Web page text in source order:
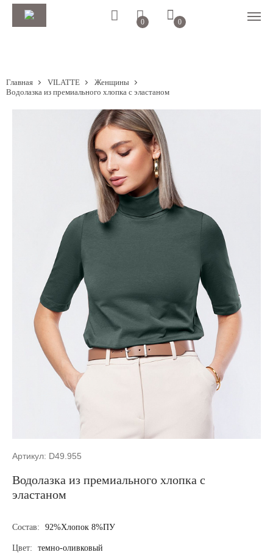
0 0
Главная VILATTE
Женщины
Водолазка из премиального хлопка с эластаном
Артикул: D49.955
Водолазка из премиального хлопка с
эластаном
Состав: 92%Хлопок 8%ПУ
Цвет: темно-оливковый